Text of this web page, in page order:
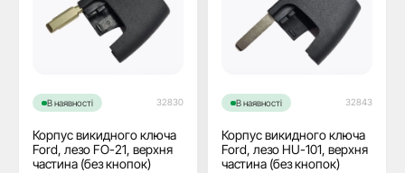
В наявності 32830
Корпус викидного ключа
Ford, лезо FO-21, верхня
частина (без кнопок)
В наявності 32843
Корпус викидного ключа
Ford, лезо HU-101, верхня
частина (без кнопок)